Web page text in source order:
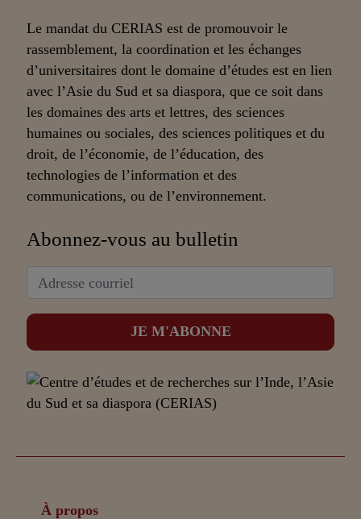
Le mandat du CERIAS est de promouvoir le
rassemblement, la coordination et les échanges
d’universitaires dont le domaine d’études est en lien
avec l’Asie du Sud et sa diaspora, que ce soit dans
les domaines des arts et lettres, des sciences
humaines ou sociales, des sciences politiques et du
droit, de l’économie, de l’éducation, des
technologies de l’information et des
communications, ou de l’environnement.
Abonnez-vous au bulletin
À propos